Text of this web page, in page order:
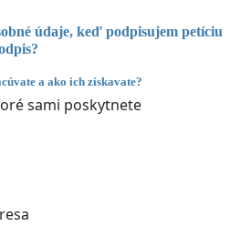
údaje, keď podpisujem petíciu
a ako ich získavate?
sami poskytnete